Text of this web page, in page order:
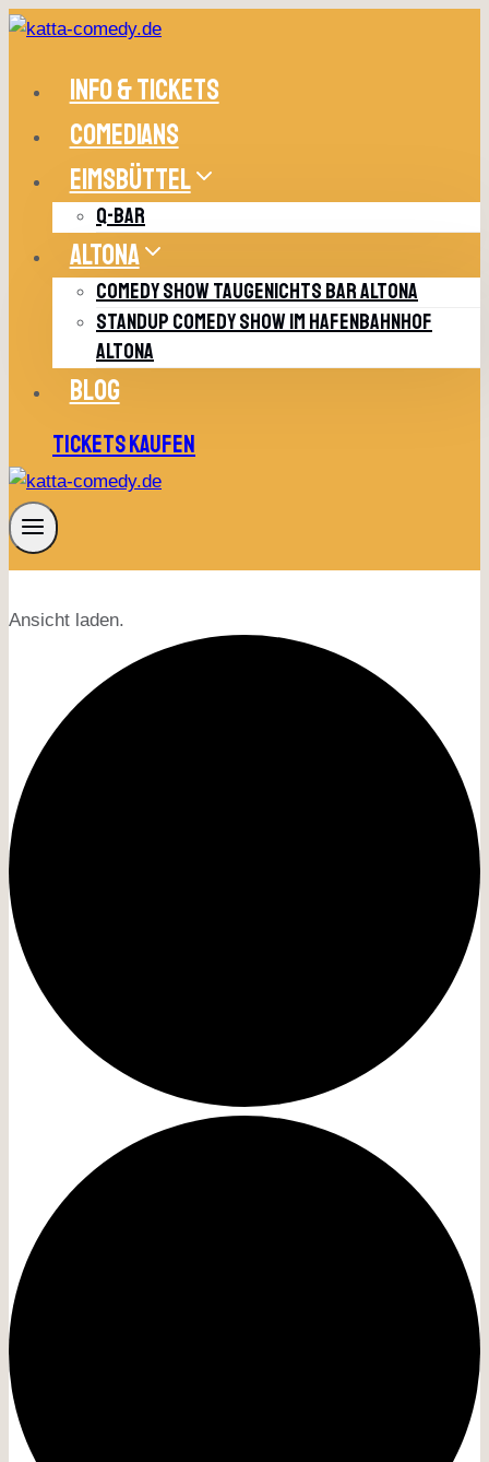
Zum
springenINFO & TICKETS
COMEDIANS
EIMSBÜTTEL
Q-BAR
ALTONA
COMEDY SHOW TAUGENICHTS BAR ALTONA
STANDUP COMEDY SHOW IM HAFENBAHNHOF
ALTONA
BLOG
TICKETS KAUFEN
Ansicht laden.